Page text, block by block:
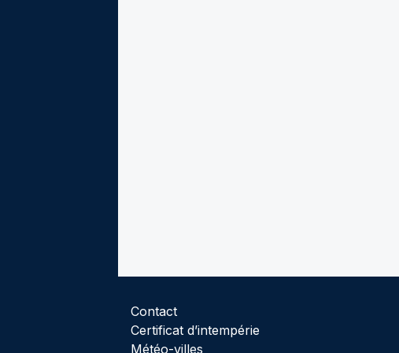
Contact
Certificat d’intempérie
Météo-villes